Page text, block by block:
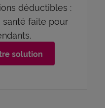
déductibles :
faite pour
solution